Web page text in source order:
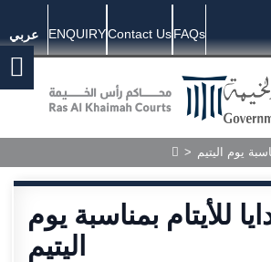
عربي ENQUIRYContact UsFAQs
> يوم اليتيم
للأيتام بمناسبة يوم
اليتيم